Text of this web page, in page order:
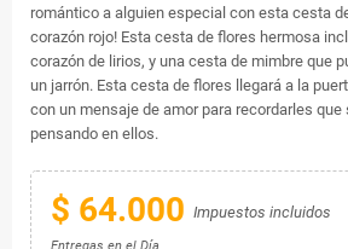
romántico a alguien especial con esta cesta
corazón rojo! Esta cesta de flores hermosa
corazón de lirios, y una cesta de mimbre que
un jarrón. Esta cesta de flores llegará a la
con un mensaje de amor para recordarles que
pensando en ellos.
$ 64.000 Impuestos incluidos
Entregas en el Día